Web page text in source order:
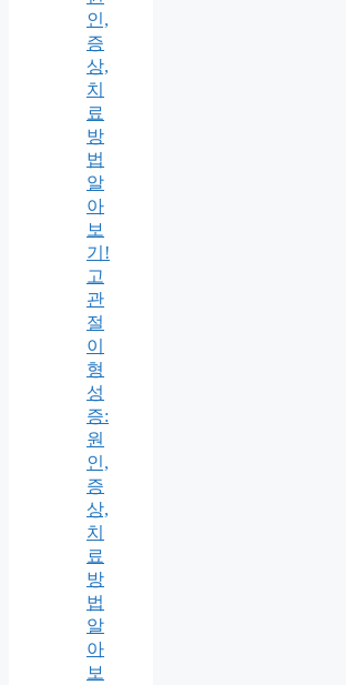
인,
증
상,
치
료
방
법
알
아
보
기!
고
관
절
이
형
성
증:
원
인,
증
상,
치
료
방
법
알
아
보